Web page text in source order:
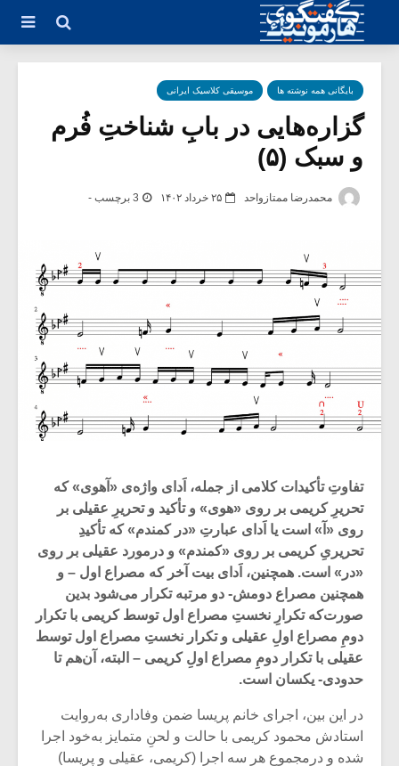
بایگانی همه نوشته ها موسیقی کلاسیک ایرانی
گزاره‌هایی در بابِ شناختِ فُرم
و سبک (۵)
محمدرضا ممتازواحد ۲۵ خرداد ۱۴۰۲ 3 برچسب -
تفاوتِ تأکیدات کلامی از جمله، اَدای واژه‌ی «آهوی» که
تحریرِ کریمی بر روی «هوی» و تأکید و تحریرِ عقیلی بر
روی «آ» است یا اَدای عبارتِ «در کمندم» که تأکیدِ
تحریریِ کریمی بر روی «کمندم» و درمورد عقیلی بر روی
«در» است. همچنین، اَدای بیت آخر که مصراع اول – و
همچنین مصراع دومش- دو مرتبه تکرار می‌شود بدین
‌صورت‌که تکرارِ نخستِ مصراع اول توسط کریمی با تکرار
دومِ مصراع اولِ عقیلی و تکرار نخستِ مصراع اول توسط
عقیلی با تکرار دومِ مصراع اولِ کریمی – البته، آن‌هم تا
حدودی- یکسان است.
در این بین، اجرای خانم پریسا ضمن وفاداری به‌روایت
استادش محمود کریمی با حالت و لحنِ متمایز به‌خود اجرا
شده و درمجموع هر سه اجرا (کریمی، عقیلی و پریسا)